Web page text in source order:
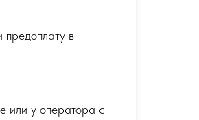
в
или у оператора с